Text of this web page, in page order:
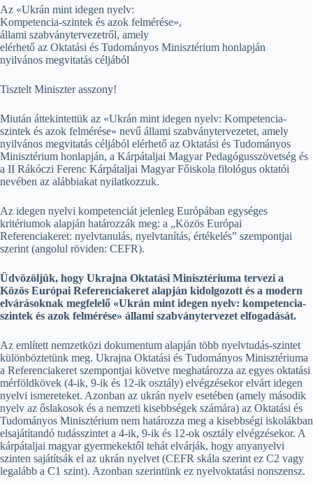
Az «Ukrán mint idegen nyelv:
Kompetencia-szintek és azok felmérése»,
állami szabványtervezetről, amely
elérhető az Oktatási és Tudományos Minisztérium honlapján
nyilvános megvitatás céljából
Tisztelt Miniszter asszony!
Miután áttekintettük az «Ukrán mint idegen nyelv: Kompetencia-
szintek és azok felmérése» nevű állami szabványtervezetet, amely
nyilvános megvitatás céljából elérhető az Oktatási és Tudományos
Minisztérium honlapján, a Kárpátaljai Magyar Pedagógusszövetség és
a II Rákóczi Ferenc Kárpátaljai Magyar Főiskola filológus oktatói
nevében az alábbiakat nyilatkozzuk.
Az idegen nyelvi kompetenciát jelenleg Európában egységes
kritériumok alapján határozzák meg: a „Közös Európai
Referenciakeret: nyelvtanulás, nyelvtanítás, értékelés” szempontjai
szerint (angolul röviden: CEFR).
Üdvözöljük, hogy Ukrajna Oktatási Minisztériuma tervezi a
Közös Európai Referenciakeret alapján kidolgozott és a modern
elvárásoknak megfelelő «Ukrán mint idegen nyelv: kompetencia-
szintek és azok felmérése» állami szabványtervezet elfogadását.
Az említett nemzetközi dokumentum alapján több nyelvtudás-szintet
különböztetünk meg. Ukrajna Oktatási és Tudományos Minisztériuma
a Referenciakeret szempontjai követve meghatározza az egyes oktatási
mérföldkövek (4-ik, 9-ik és 12-ik osztály) elvégzésekor elvárt idegen
nyelvi ismereteket. Azonban az ukrán nyelv esetében (amely második
nyelv az őslakosok és a nemzeti kisebbségek számára) az Oktatási és
Tudományos Minisztérium nem határozza meg a kisebbségi iskolákban
elsajátítandó tudásszintet a 4-ik, 9-ik és 12-ok osztály elvégzésekor. A
kárpátaljai magyar gyermekektől tehát elvárják, hogy anyanyelvi
szinten sajátítsák el az ukrán nyelvet (CEFR skála szerint ez C2 vagy
legalább a C1 szint). Azonban szerintünk ez nyelvoktatási nonszensz.